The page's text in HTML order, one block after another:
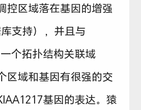
控区域落在基因的增强
支持），并且与
个拓扑结构关联域
区域和基因有很强的交
基因的表达。猿